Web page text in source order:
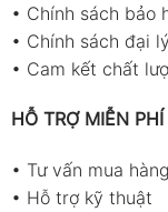
• Chính sách bảo
• Chính sách đại lý
• Cam kết chất
HỖ TRỢ MIỄN PHÍ
• Tư vấn mua hàng
• Hỗ trợ kỹ thuật